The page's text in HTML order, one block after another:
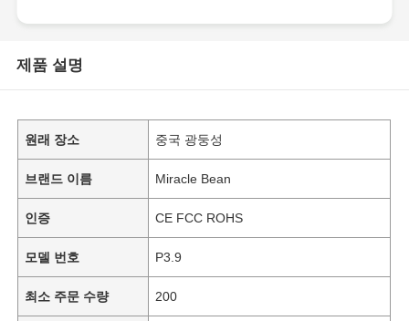
제품 설명
원래 장소 중국 광둥성
브랜드 이름 Miracle Bean
인증 CE FCC ROHS
모델 번호 P3.9
최소 주문 수량 200